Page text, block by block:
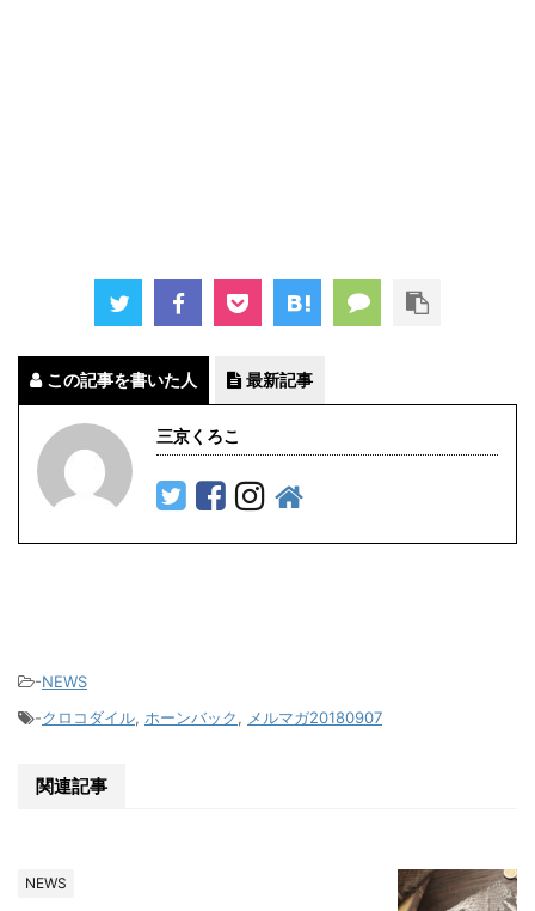
この記事を書いた人 最新記事
三京くろこ
-NEWS
-クロコダイル, ホーンバック, メルマガ20180907
関連記事
NEWS